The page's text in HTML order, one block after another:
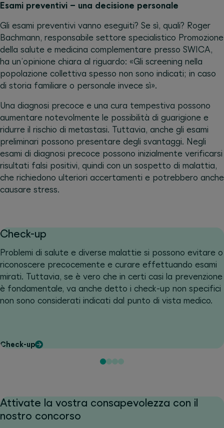
Esami preventivi – una decisione personale
Gli esami preventivi vanno eseguiti? Se sì, quali? Roger
Bachmann, responsabile settore specialistico Promozione
della salute e medicina complementare presso SWICA,
ha un’opinione chiara al riguardo: «Gli screening nella
popolazione collettiva spesso non sono indicati; in caso
di storia familiare o personale invece sì».
Una diagnosi precoce e una cura tempestiva possono
aumentare notevolmente le possibilità di guarigione e
ridurre il rischio di metastasi. Tuttavia, anche gli esami
preliminari possono presentare degli svantaggi. Negli
esami di diagnosi precoce possono inizialmente verificarsi
risultati falsi positivi, quindi con un sospetto di malattia,
che richiedono ulteriori accertamenti e potrebbero anche
causare stress.
Check-up
Problemi di salute e diverse malattie si possono evitare o
riconoscere precocemente e curare effettuando esami
mirati. Tuttavia, se è vero che in certi casi la prevenzione
è fondamentale, va anche detto i check-up non specifici
non sono considerati indicati dal punto di vista medico.
Check-up
Attivate la vostra consapevolezza con il
nostro concorso